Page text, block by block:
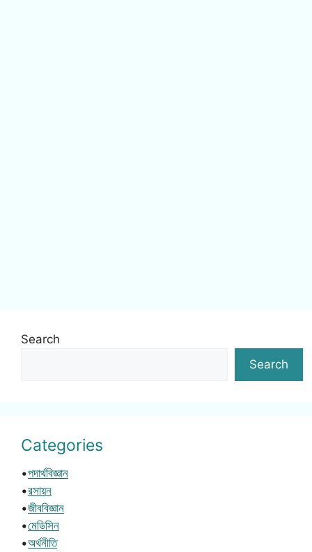
Search
Search
Categories
•পদার্থবিজ্ঞান
•রসায়ন
•জীববিজ্ঞান
•মেডিসিন
•অর্থনীতি